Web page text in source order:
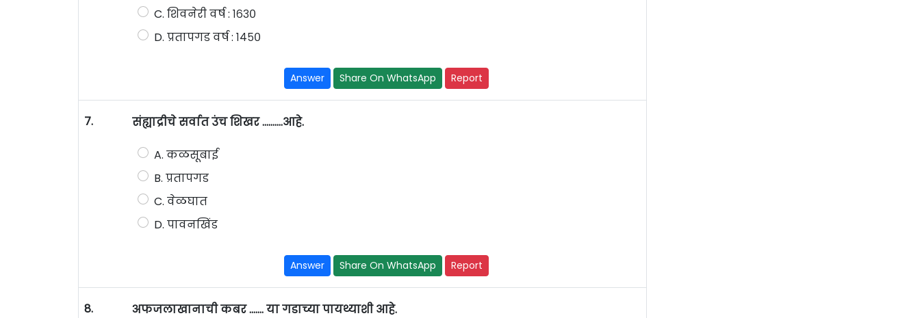
C. शिवनेरी वर्ष : १६३०
D. प्रतापगड वर्ष : १४५०
Answer Share On WhatsApp Report
7. संह्याद्रीचे सर्वात उंच शिखर ……….आहे.
A. कळसूबाई
B. प्रतापगड
C. वेळघात
D. पावनखिंड
Answer Share On WhatsApp Report
8. अफजलाखानाची कबर ……. या गडाच्या पायथ्याशी आहे.